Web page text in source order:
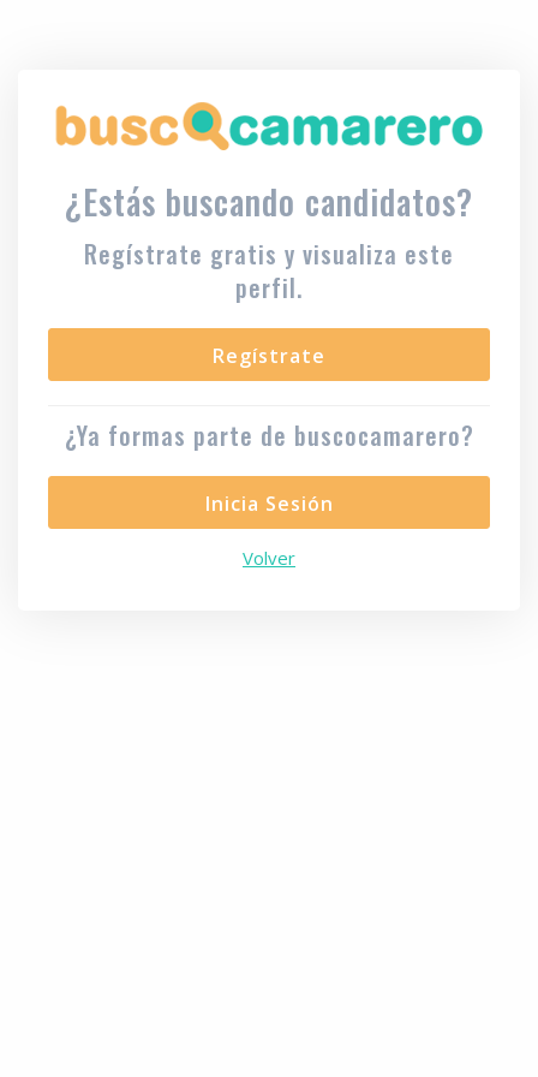
¿Estás buscando candidatos?
Regístrate gratis y visualiza este
perfil.
Regístrate
¿Ya formas parte de buscocamarero?
Inicia Sesión
Volver